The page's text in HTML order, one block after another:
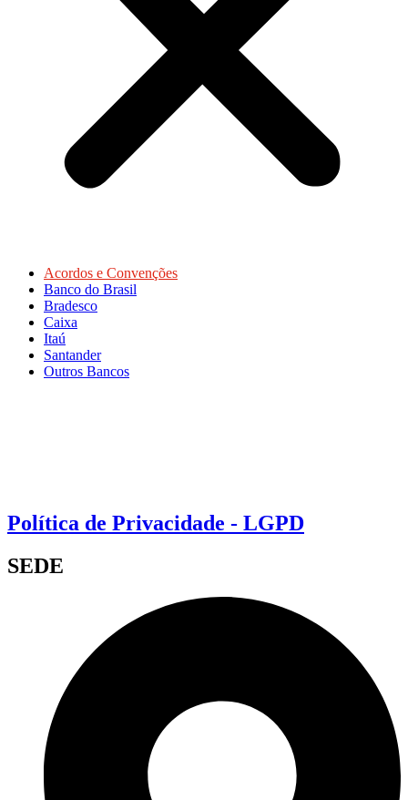
Acordos e Convenções
Banco do Brasil
Bradesco
Caixa
Itaú
Santander
Outros Bancos
Política de Privacidade - LGPD
SEDE